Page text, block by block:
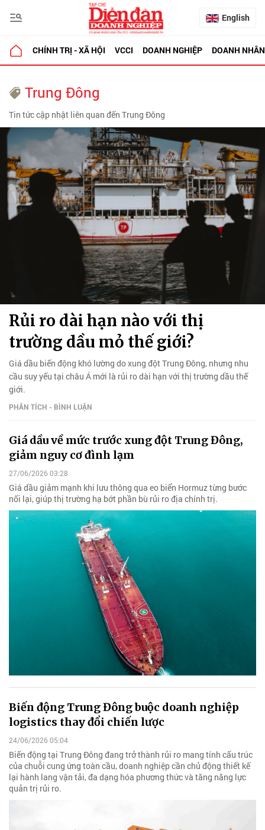
English
CHÍNH TRỊ - XÃ HỘI VCCI DOANH NGHIỆP DOANH NHÂN
Trung Đông
Tin tức cập nhật liên quan đến Trung Đông
Rủi ro dài hạn nào với thị
trường dầu mỏ thế giới?
Giá dầu biến động khó lường do xung đột Trung Đông, nhưng nhu
cầu suy yếu tại châu Á mới là rủi ro dài hạn với thị trường dầu thế
giới.
PHÂN TÍCH - BÌNH LUẬN
Giá dầu về mức trước xung đột Trung Đông,
giảm nguy cơ đình lạm
27/06/2026 03:28
Giá dầu giảm mạnh khi lưu thông qua eo biển Hormuz từng bước
nối lại, giúp thị trường hạ bớt phần bù rủi ro địa chính trị.
Biến động Trung Đông buộc doanh nghiệp
logistics thay đổi chiến lược
24/06/2026 05:04
Biến động tại Trung Đông đang trở thành rủi ro mang tính cấu trúc
của chuỗi cung ứng toàn cầu, doanh nghiệp cần chủ động thiết kế
lại hành lang vận tải, đa dạng hóa phương thức và tăng năng lực
quản trị rủi ro.